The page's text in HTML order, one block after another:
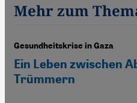
Mehr zum
Gesundheitskrise in Gaza
Ein Leben zwischen
Trümmern